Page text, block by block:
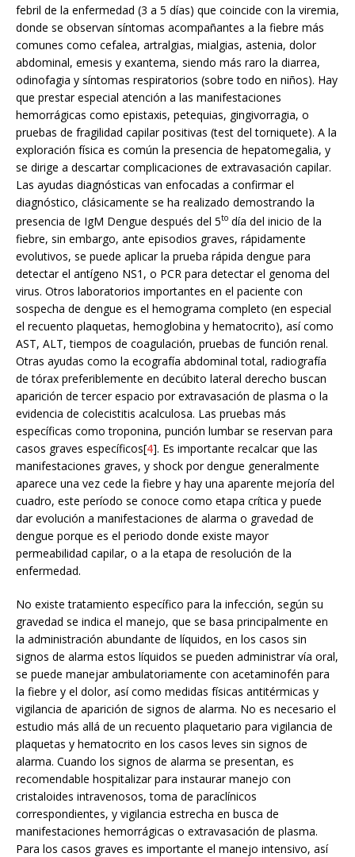
febril de la enfermedad (3 a 5 días) que coincide con la viremia,
donde se observan síntomas acompañantes a la fiebre más
comunes como cefalea, artralgias, mialgias, astenia, dolor
abdominal, emesis y exantema, siendo más raro la diarrea,
odinofagia y síntomas respiratorios (sobre todo en niños). Hay
que prestar especial atención a las manifestaciones
hemorrágicas como epistaxis, petequias, gingivorragia, o
pruebas de fragilidad capilar positivas (test del torniquete). A la
exploración física es común la presencia de hepatomegalia, y
se dirige a descartar complicaciones de extravasación capilar.
Las ayudas diagnósticas van enfocadas a confirmar el
diagnóstico, clásicamente se ha realizado demostrando la
presencia de IgM Dengue después del 5to día del inicio de la
fiebre, sin embargo, ante episodios graves, rápidamente
evolutivos, se puede aplicar la prueba rápida dengue para
detectar el antígeno NS1, o PCR para detectar el genoma del
virus. Otros laboratorios importantes en el paciente con
sospecha de dengue es el hemograma completo (en especial
el recuento plaquetas, hemoglobina y hematocrito), así como
AST, ALT, tiempos de coagulación, pruebas de función renal.
Otras ayudas como la ecografía abdominal total, radiografía
de tórax preferiblemente en decúbito lateral derecho buscan
aparición de tercer espacio por extravasación de plasma o la
evidencia de colecistitis acalculosa. Las pruebas más
específicas como troponina, punción lumbar se reservan para
casos graves específicos[4]. Es importante recalcar que las
manifestaciones graves, y shock por dengue generalmente
aparece una vez cede la fiebre y hay una aparente mejoría del
cuadro, este período se conoce como etapa crítica y puede
dar evolución a manifestaciones de alarma o gravedad de
dengue porque es el periodo donde existe mayor
permeabilidad capilar, o a la etapa de resolución de la
enfermedad.
No existe tratamiento específico para la infección, según su
gravedad se indica el manejo, que se basa principalmente en
la administración abundante de líquidos, en los casos sin
signos de alarma estos líquidos se pueden administrar vía oral,
se puede manejar ambulatoriamente con acetaminofén para
la fiebre y el dolor, así como medidas físicas antitérmicas y
vigilancia de aparición de signos de alarma. No es necesario el
estudio más allá de un recuento plaquetario para vigilancia de
plaquetas y hematocrito en los casos leves sin signos de
alarma. Cuando los signos de alarma se presentan, es
recomendable hospitalizar para instaurar manejo con
cristaloides intravenosos, toma de paraclínicos
correspondientes, y vigilancia estrecha en busca de
manifestaciones hemorrágicas o extravasación de plasma.
Para los casos graves es importante el manejo intensivo, así